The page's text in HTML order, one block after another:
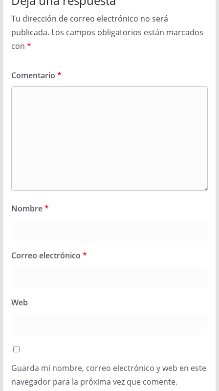
Tu dirección de correo electrónico no será
publicada. Los campos obligatorios están marcados
con *
Comentario *
Nombre*
Correo electrónico *
Web
Guarda mi nombre, correo electrónico y web en este
navegador para la próxima vez que comente.